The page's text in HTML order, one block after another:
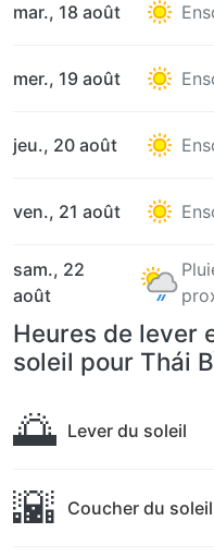
mar., 18 août
mer., 19 août
jeu., 20 août
ven., 21 août
sam., 22
août
Heures de lever
soleil pour Thái
🌅 Lever du soleil
🌇 Coucher du soleil